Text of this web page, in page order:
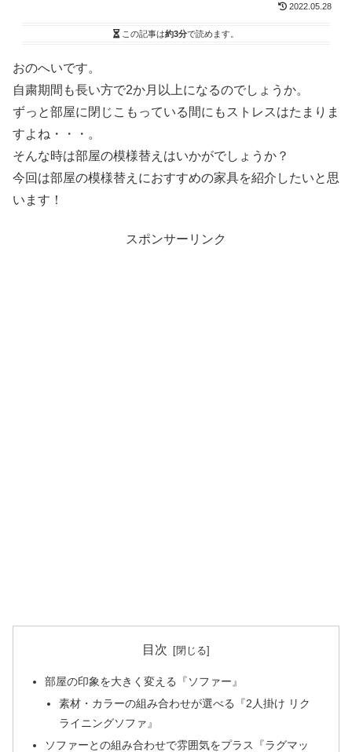
2022.05.28
この記事は約3分で読めます。
おのへいです。
自粛期間も長い方で2か月以上になるのでしょうか。
ずっと部屋に閉じこもっている間にもストレスはたまりま
すよね・・・。
そんな時は部屋の模様替えはいかがでしょうか？
今回は部屋の模様替えにおすすめの家具を紹介したいと思
います！
スポンサーリンク
目次
部屋の印象を大きく変える『ソファー』
素材・カラーの組み合わせが選べる『2人掛け リク
ライニングソファ』
ソファーとの組み合わせで雰囲気をプラス『ラグマッ